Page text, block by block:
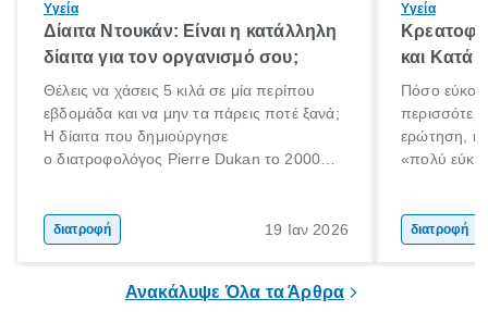
Υγεία
Δίαιτα Ντουκάν: Είναι η κατάλληλη
δίαιτα για τον οργανισμό σου;
Θέλεις να χάσεις 5 κιλά σε μία περίπου
εβδομάδα και να μην τα πάρεις ποτέ ξανά;
Η δίαιτα που δημιούργησε
ο διατροφολόγος Pierre Dukan το 2000
δημητριακά ολικής άλεσης, άφθονο νερό,
και ένας ημερήσιος περίπατος 20 λεπτών
διατροφή 19 Ιαν 2026
Υγεία
και Κατά
Πόσο
ερώτηση, η
«πολύ
ακόμα
γιατί θα
διατροφή
Ανακάλυψε Όλα τα Άρθρα